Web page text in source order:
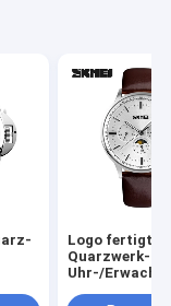
Logo fertigte
Quarzwerk-
Uhr-/